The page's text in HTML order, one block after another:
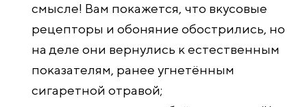
смысле! Вам покажется, что вкусовые
рецепторы и обоняние обострились, но
на деле они вернулись к естественным
показателям, ранее угнетённым
сигаретной отравой;